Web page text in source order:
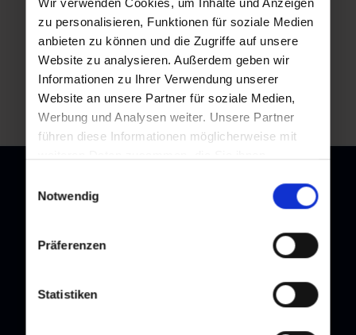
Wir verwenden Cookies, um Inhalte und Anzeigen
zu personalisieren, Funktionen für soziale Medien
anbieten zu können und die Zugriffe auf unsere
Website zu analysieren. Außerdem geben wir
Informationen zu Ihrer Verwendung unserer
Website an unsere Partner für soziale Medien,
Werbung und Analysen weiter. Unsere Partner
führen diese Informationen möglicherweise mit
Nutzung der Dienste gesammelt haben.
Notwendig
Präferenzen
Statistiken
Zurück zur Übersicht
Melden Sie sich bei unserem Newsletter an, und bleiben Sie